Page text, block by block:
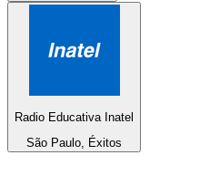
Radio Educativa Inatel
São Paulo, Éxitos